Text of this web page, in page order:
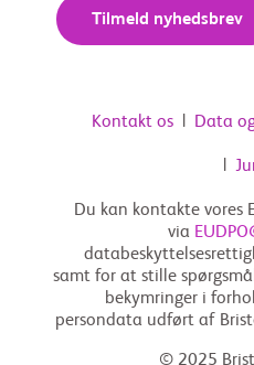
Tilmeld nyhedsbrev
Kontakt os | Data
|
Du kan kontakte vores
via
samt for at stille
bekymringer i
persondata udført af
© 2025